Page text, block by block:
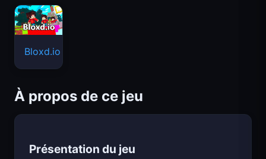
Bloxd.io
À propos de ce jeu
Présentation du jeu